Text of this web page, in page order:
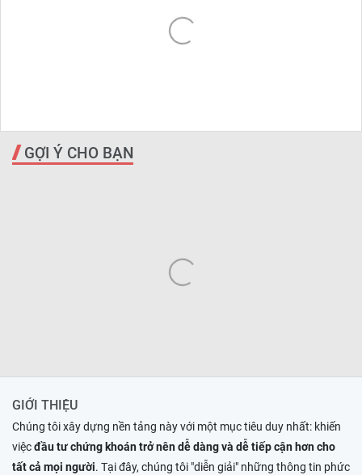
GỢI Ý CHO BẠN
GIỚI THIỆU
Chúng tôi xây dựng nền tảng này với một mục tiêu duy nhất: khiến
việcđầu tư chứng khoán trở nên dễ dàng và dễ tiếp cận hơn cho
tất cả mọi người. Tại đây, chúng tôi "diễn giải" những thông tin phức